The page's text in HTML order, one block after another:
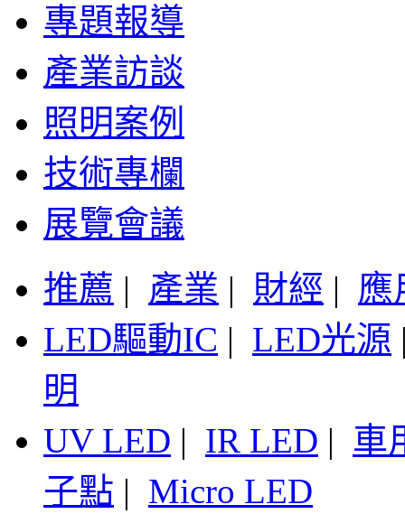
專題報導
產業訪談
照明案例
技術專欄
展覽會議
推薦 | 產業 | 財經 | 應
LED驅動IC | LED光源
明
UV LED | IR LED | 車
子點 | Micro LED